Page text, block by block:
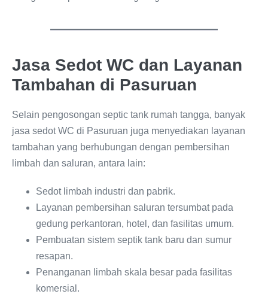
Jasa Sedot WC dan Layanan
Tambahan di Pasuruan
Selain pengosongan septic tank rumah tangga, banyak
jasa sedot WC di Pasuruan juga menyediakan layanan
tambahan yang berhubungan dengan pembersihan
limbah dan saluran, antara lain:
Sedot limbah industri dan pabrik.
Layanan pembersihan saluran tersumbat pada
gedung perkantoran, hotel, dan fasilitas umum.
Pembuatan sistem septik tank baru dan sumur
resapan.
Penanganan limbah skala besar pada fasilitas
komersial.